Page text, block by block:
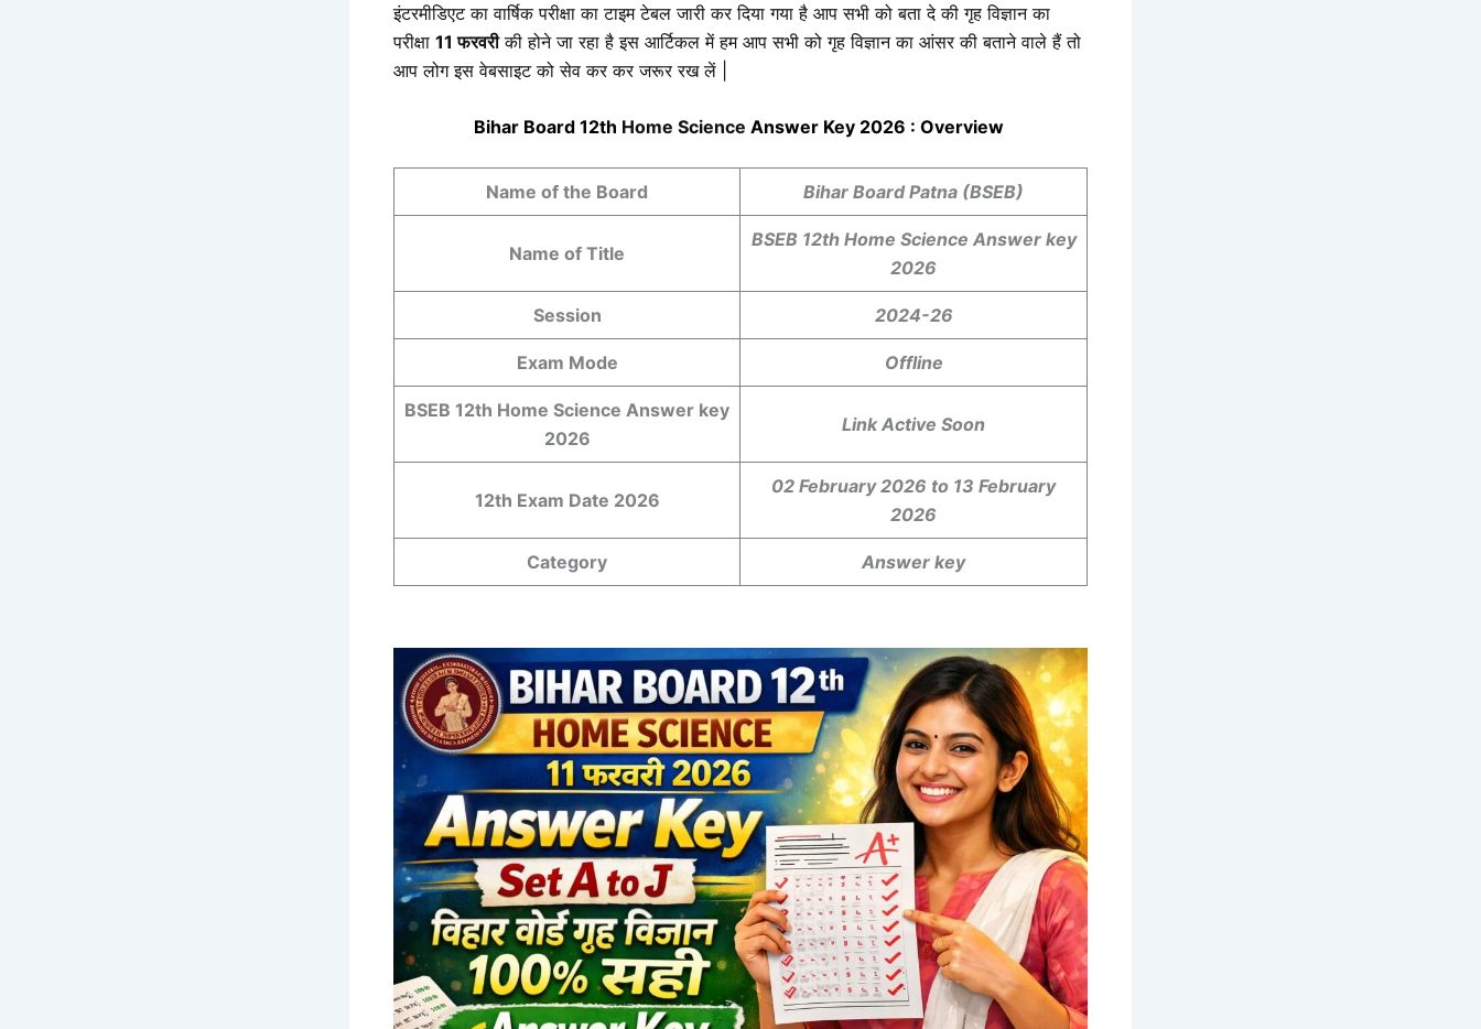
इंटरमीडिएट का वार्षिक परीक्षा का टाइम टेबल जारी कर दिया गया है आप सभी को बता दे की गृह विज्ञान का
परीक्षा 11 फरवरीकी होने जा रहा है इस आर्टिकल में हम आप सभी को गृह विज्ञान का आंसर की बताने वाले हैं तो
आप लोग इस वेबसाइट को सेव कर कर जरूर रख लें |
Bihar Board 12th Home Science Answer Key 2026 : Overview
Name of the Board Bihar Board Patna (BSEB)
Name of Title
BSEB 12th Home Science Answer key
2026
Session 2024-26
Exam Mode Offline
BSEB 12th Home Science Answer key
2026
Link Active Soon
12th Exam Date 2026
02 February 2026 to 13 February
2026
Category Answer key